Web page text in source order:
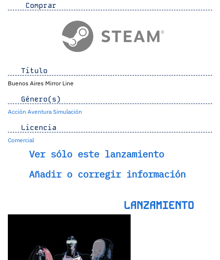
Comprar
Título
Buenos Aires Mirror Line
Género(s)
Acción Aventura Simulación
Licencia
Comercial
Ver sólo este lanzamiento
Añadir o corregir información
LANZAMIENTO